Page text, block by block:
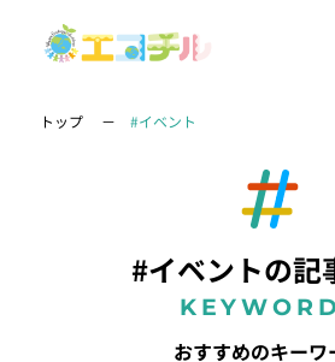
トップ #イベント
#イベントの記
おすすめのキーワ